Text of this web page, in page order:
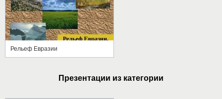
Рельеф Евразии
Презентации из категории